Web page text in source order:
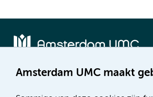
Amsterdam UMC maakt